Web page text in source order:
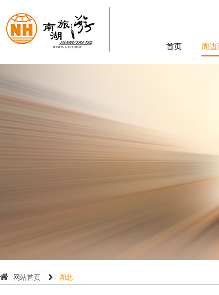
首页 周边
网站首页 湖北